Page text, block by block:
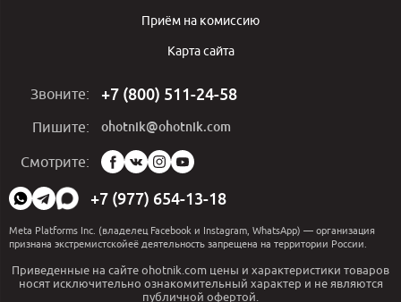
Приём на комиссию
Карта сайта
Звоните: +7 (800) 511-24-58
Пишите: ohotnik@ohotnik.com
Смотрите:
Мы
в
социальных
сетях:
+7 (977) 654-13-18
Meta Platforms Inc. (владелец Facebook и Instagram, WhatsApp) — организация
признана экстремистскойеё деятельность запрещена на территории России.
Приведенные на сайте ohotnik.com цены и характеристики товаров
носят исключительно ознакомительный характер и не являются
публичной офертой.